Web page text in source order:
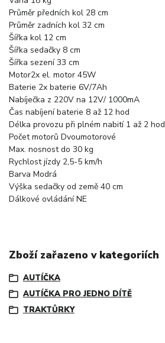
Průměr předních kol 28 cm
Průměr zadních kol 32 cm
Šířka kol 12 cm
Šířka sedačky 8 cm
Šířka sezení33 cm
Motor2x el. motor 45W
Baterie 2x baterie 6V/7Ah
Nabíječka z 220V na 12V/ 1000mA
Čas nabíjení baterie 8 až 12 hod
Délka provozu při plném nabití 1 až 2 hod
Počet motorů Dvoumotorové
Max. nosnostdo 30 kg
Rychlost jízdy 2,5-5 km/h
Barva Modrá
Výška sedačky od země 40 cm
Dálkové ovládáníNE
Zboží zařazeno v kategoriích
AUTÍČKA
AUTÍČKA PRO JEDNO DÍTĚ
TRAKTŮRKY